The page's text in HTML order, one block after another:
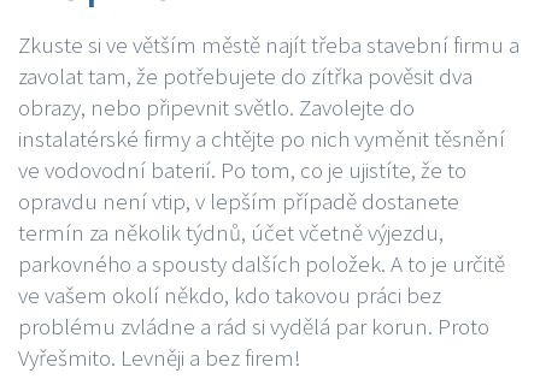
Zkuste si ve větším městě najít třeba stavební firmu a
zavolat tam, že potřebujete do zítřka pověsit dva
obrazy, nebo připevnit světlo. Zavolejte do
instalatérské firmy a chtějte po nich vyměnit těsnění
ve vodovodní baterií. Po tom, co je ujistíte, že to
opravdu není vtip, v lepším případě dostanete
termín za několik týdnů, účet včetně výjezdu,
parkovného a spousty dalších položek. A to je určitě
ve vašem okolí někdo, kdo takovou práci bez
problému zvládne a rád si vydělá par korun. Proto
Vyřešmito. Levněji a bez firem!